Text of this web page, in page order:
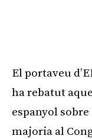
El portaveu
ha rebatut
espanyol sobre
majoria al